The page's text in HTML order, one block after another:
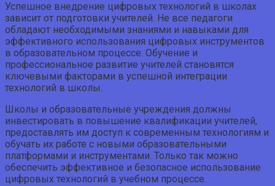
Успешное внедрение цифровых технологий в школах
зависит от подготовки учителей. Не все педагоги
обладают необходимыми знаниями и навыками для
эффективного использования цифровых инструментов
в образовательном процессе. Обучение и
профессиональное развитие учителей становятся
ключевыми факторами в успешной интеграции
технологий в школы.
Школы и образовательные учреждения должны
инвестировать в повышение квалификации учителей,
предоставлять им доступ к современным технологиям и
обучать их работе с новыми образовательными
платформами и инструментами. Только так можно
обеспечить эффективное и безопасное использование
цифровых технологий в учебном процессе.